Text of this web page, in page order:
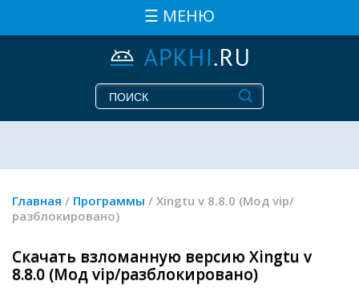
☰ МЕНЮ
Главная / Программы / Xingtu v 8.8.0 (Мод vip/
разблокировано)
Скачать взломанную версию Xingtu v
8.8.0 (Мод vip/разблокировано)